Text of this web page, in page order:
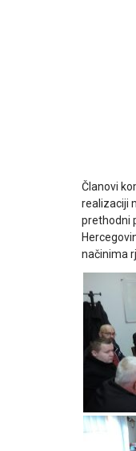
Članovi
realizaciji
prethodni
načinima